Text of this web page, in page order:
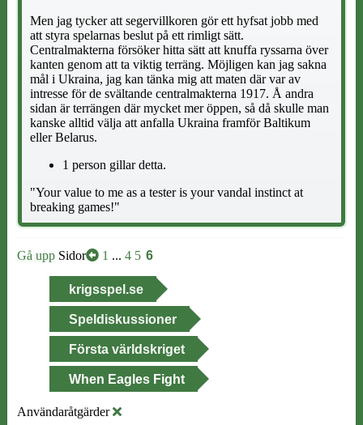
Men jag tycker att segervillkoren gör ett hyfsat jobb med
att styra spelarnas beslut på ett rimligt sätt.
Centralmakterna försöker hitta sätt att knuffa ryssarna över
kanten genom att ta viktig terräng. Möjligen kan jag sakna
mål i Ukraina, jag kan tänka mig att maten där var av
intresse för de svältande centralmakterna 1917. Å andra
sidan är terrängen där mycket mer öppen, så då skulle man
kanske alltid välja att anfalla Ukraina framför Baltikum
eller Belarus.
1 person gillar detta.
"Your value to me as a tester is your vandal instinct at
breaking games!"
Gå upp Sidor 1 ... 4 5 6
krigsspel.se
Speldiskussioner
Första världskriget
When Eagles Fight
Användaråtgärder